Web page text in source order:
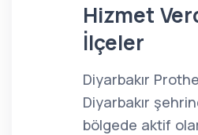
Hizmet
İlçeler
Diyarbakır
Diyarbakır
bölgede aktif